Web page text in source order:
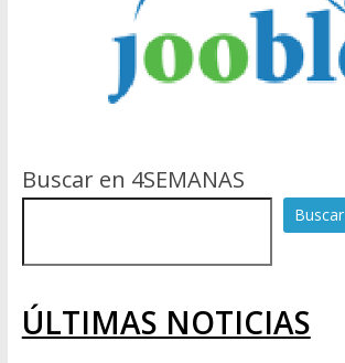
Buscar en 4SEMANAS
Buscar
ÚLTIMAS NOTICIAS